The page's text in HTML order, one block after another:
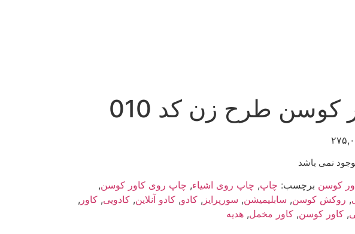
کوسن طرح زن کد 010
نمی باشد
کوسن برچسب: چاپ, چاپ روی اشیاء, چاپ روی کاور کوسن,
, روکش کوسن, سابلیمیشن, سورپرایز , کادو, کادو آنلاین, کادویی, کاور ,
, کاور کوسن, کاور مخمل, هدیه